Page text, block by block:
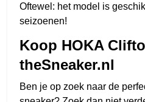
Oftewel: het model is
seizoenen!
Koop HOKA
theSneaker.nl
Ben je op zoek naar de